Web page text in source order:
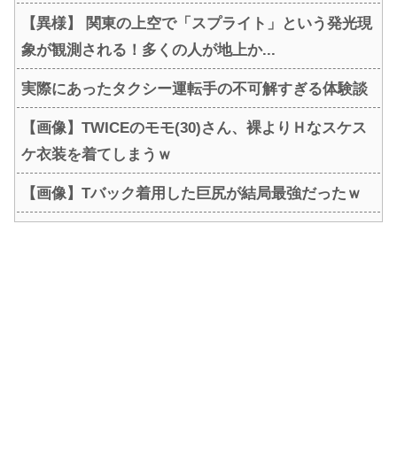
【異様】 関東の上空で「スプライト」という発光現
象が観測される！多くの人が地上か...
実際にあったタクシー運転手の不可解すぎる体験談
【画像】TWICEのモモ(30)さん、裸よりＨなスケス
ケ衣装を着てしまうｗ
【画像】Tバック着用した巨尻が結局最強だったｗ